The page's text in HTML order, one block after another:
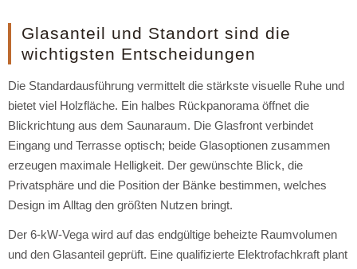
Glasanteil und Standort sind die
wichtigsten Entscheidungen
Die Standardausführung vermittelt die stärkste visuelle Ruhe und
bietet viel Holzfläche. Ein halbes Rückpanorama öffnet die
Blickrichtung aus dem Saunaraum. Die Glasfront verbindet
Eingang und Terrasse optisch; beide Glasoptionen zusammen
erzeugen maximale Helligkeit. Der gewünschte Blick, die
Privatsphäre und die Position der Bänke bestimmen, welches
Design im Alltag den größten Nutzen bringt.
Der 6-kW-Vega wird auf das endgültige beheizte Raumvolumen
und den Glasanteil geprüft. Eine qualifizierte Elektrofachkraft plant